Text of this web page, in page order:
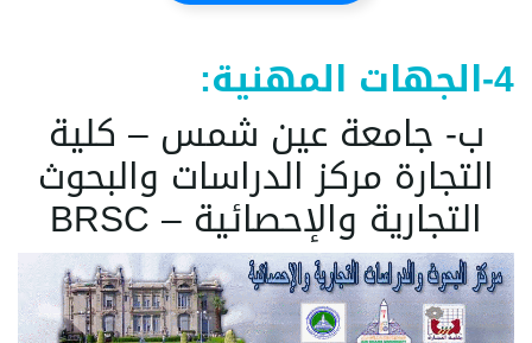
4-الجهات المهنية:
ب- جامعة عين شمس – كلية
التجارة مركز الدراسات والبحوث
التجارية والإحصائية – BRSC